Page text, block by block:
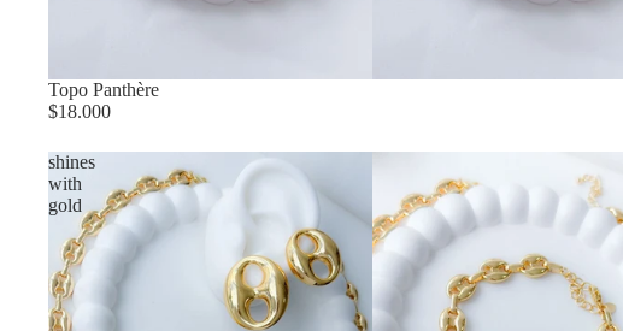
Topo Panthère
$18.000
shines
with
gold